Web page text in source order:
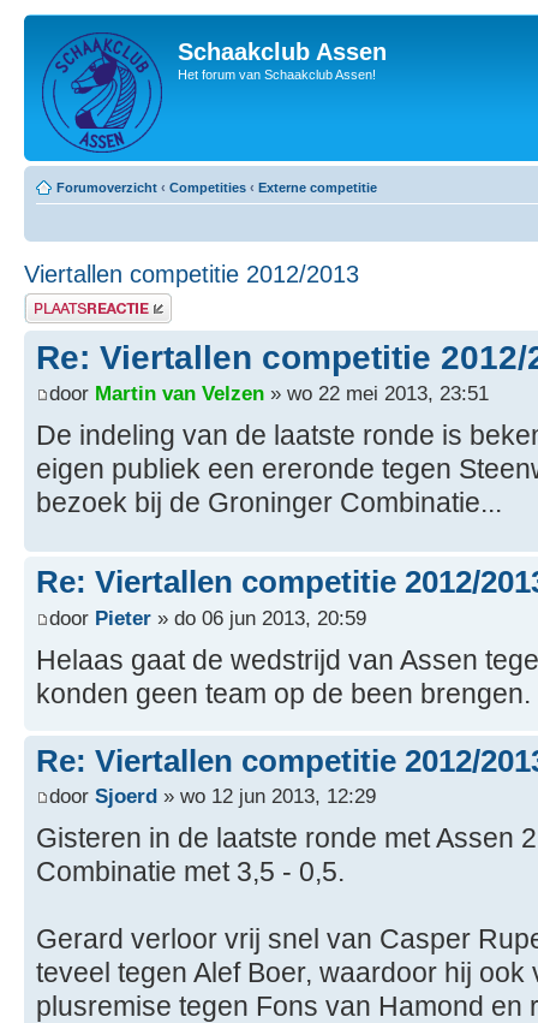
Schaakclub Assen
Het forum van Schaakclub Assen!
Forumoverzicht ‹ Competities ‹ Externe competitie
Viertallen competitie 2012/2013
Plaats een reactie
Re: Viertallen competitie 2012/
door Martin van Velzen » wo 22 mei 2013, 23:51
De indeling van de laatste ronde is
eigen publiek een ereronde tegen
bezoek bij de Groninger Combinatie...
Re: Viertallen competitie 2012/
door Pieter » do 06 jun 2013, 20:59
Helaas gaat de wedstrijd van Assen
konden geen team op de been brengen.
Re: Viertallen competitie 2012/
door Sjoerd » wo 12 jun 2013, 12:29
Gisteren in de laatste ronde met Assen
Combinatie met 3,5 - 0,5.
Gerard verloor vrij snel van Casper
teveel tegen Alef Boer, waardoor hij ook
plusremise tegen Fons van Hamond en